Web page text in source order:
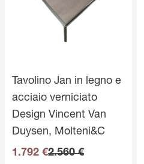
Tavolino Jan in legno e
acciaio verniciato
Design Vincent Van
Duysen, Molteni&C
1.792 €2.560 €